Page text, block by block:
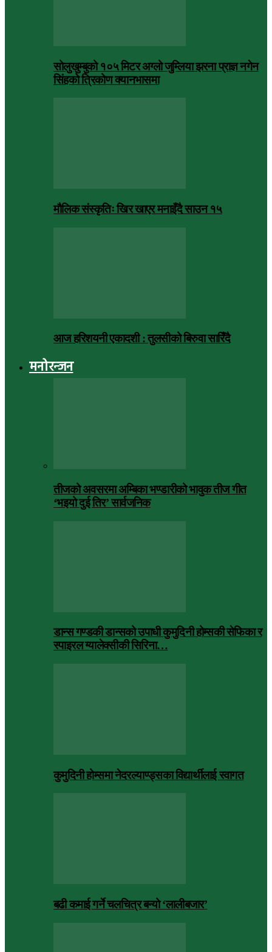
सोलुखुम्बुको १०५ मिटर अग्लो जुम्लिया झरना प्राज्ञ नगेन
सिंहको त्रिकोण क्यानभासमा
मौलिक संस्कृतिः खिर खाएर मनाइँदै साउन १५
आज हरिशयनी एकादशी : तुलसीको बिरुवा सारिँदै
मनोरन्जन
तीजको अवसरमा अम्बिका भण्डारीको भावुक तीज गीत
‘भइयो दुई तिर’ सार्वजनिक
डान्स गण्डकी डान्सको उपाधी कुमुदिनी होम्सकी सेफिका र
स्पाइरल ग्यालेक्सीकी सिरिना…
कुमुदिनी होम्समा नेदरल्याण्ड्सका विद्यार्थीलाई स्वागत
बढी कमाई गर्ने चलचित्र बन्यो ‘लालीबजार’